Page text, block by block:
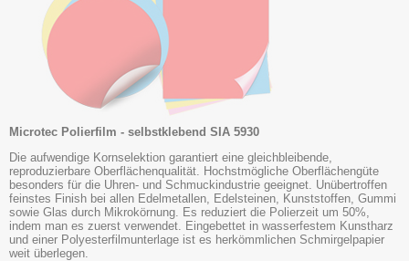
Microtec Polierfilm - selbstklebend SIA 5930
Die aufwendige Kornselektion garantiert eine gleichbleibende,
reproduzierbare Oberflächenqualität. Hochstmögliche Oberflächengüte
besonders für die Uhren- und Schmuckindustrie geeignet. Unübertroffen
feinstes Finish bei allen Edelmetallen, Edelsteinen, Kunststoffen, Gummi
sowie Glas durch Mikrokörnung. Es reduziert die Polierzeit um 50%,
indem man es zuerst verwendet. Eingebettet in wasserfestem Kunstharz
und einer Polyesterfilmunterlage ist es herkömmlichen Schmirgelpapier
weit überlegen.